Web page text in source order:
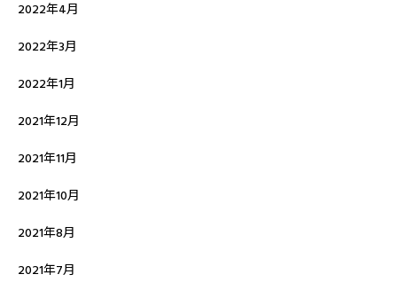
2022年4月
2022年3月
2022年1月
2021年12月
2021年11月
2021年10月
2021年8月
2021年7月